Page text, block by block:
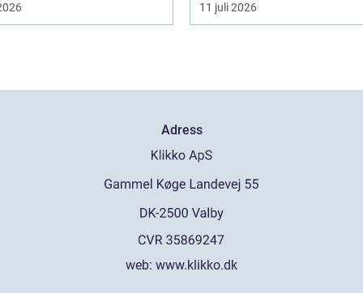
11 juli 2026
Adress
web: www.klikko.dk